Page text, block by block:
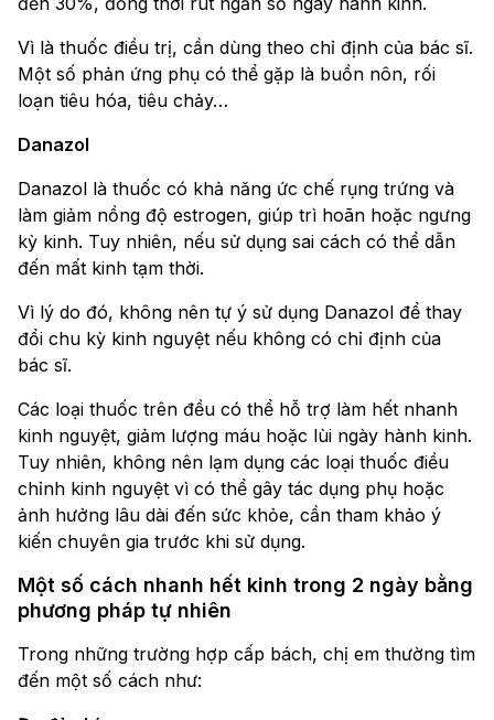
Vì là thuốc điều trị, cần dùng theo chỉ định của bác sĩ.
Một số phản ứng phụ có thể gặp là buồn nôn, rối
loạn tiêu hóa, tiêu chảy…
Danazol
Danazol là thuốc có khả năng ức chế rụng trứng và
làm giảm nồng độ estrogen, giúp trì hoãn hoặc ngưng
kỳ kinh. Tuy nhiên, nếu sử dụng sai cách có thể dẫn
đến mất kinh tạm thời.
Vì lý do đó, không nên tự ý sử dụng Danazol để thay
đổi chu kỳ kinh nguyệt nếu không có chỉ định của
bác sĩ.
Các loại thuốc trên đều có thể hỗ trợ làm hết nhanh
kinh nguyệt, giảm lượng máu hoặc lùi ngày hành kinh.
Tuy nhiên, không nên lạm dụng các loại thuốc điều
chỉnh kinh nguyệt vì có thể gây tác dụng phụ hoặc
ảnh hưởng lâu dài đến sức khỏe, cần tham khảo ý
kiến chuyên gia trước khi sử dụng.
Một số cách nhanh hết kinh trong 2 ngày bằng
phương pháp tự nhiên
Trong những trường hợp cấp bách, chị em thường tìm
đến một số cách như: